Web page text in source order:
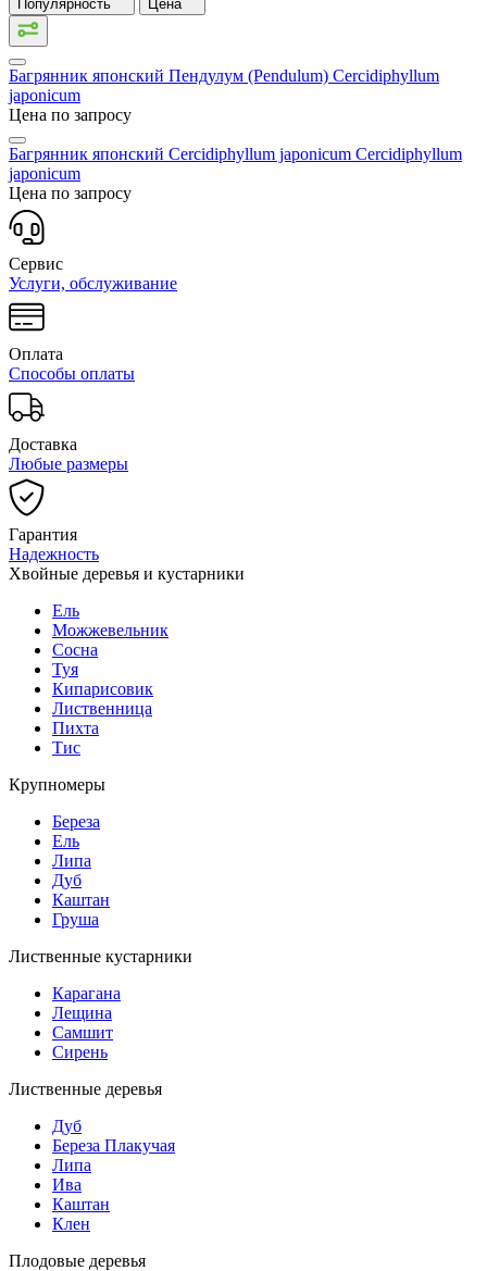
Популярность Цена
Багрянник японский Пендулум (Pendulum) Cercidiphyllum
japonicum
Цена по запросу
Багрянник японский Cercidiphyllum japonicum Cercidiphyllum
japonicum
Цена по запросу
Сервис
Услуги, обслуживание
Оплата
Способы оплаты
Доставка
Любые размеры
Гарантия
Надежность
Хвойные деревья и кустарники
Ель
Можжевельник
Сосна
Туя
Кипарисовик
Лиственница
Пихта
Тис
Крупномеры
Береза
Ель
Липа
Дуб
Каштан
Груша
Лиственные кустарники
Карагана
Лещина
Самшит
Сирень
Лиственные деревья
Дуб
Береза Плакучая
Липа
Ива
Каштан
Клен
Плодовые деревья